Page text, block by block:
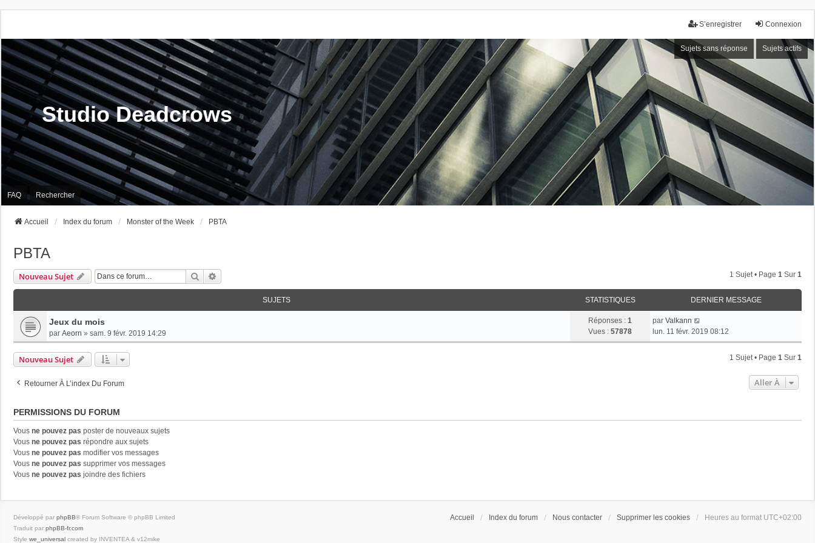
Connexion
S’enregistrer
Sujets sans réponse Sujets actifs
Studio Deadcrows
FAQ Rechercher
Accueil Index du forum Monster of the Week PBTA
PBTA
Nouveau Sujet Rechercher 1 Sujet • Page 1 Sur 1
SUJETS STATISTIQUES DERNIER MESSAGE
Jeux du mois
par Aeorn » sam. 9 févr. 2019 14:29
Réponses : 1
Vues : 57878
par Valkann
lun. 11 févr. 2019 08:12
Nouveau Sujet 1 Sujet • Page 1 Sur 1
Retourner À L’index Du Forum Aller À
PERMISSIONS DU FORUM
Vous ne pouvez pas poster de nouveaux sujets
Vous ne pouvez pas répondre aux sujets
Vous ne pouvez pas modifier vos messages
Vous ne pouvez pas supprimer vos messages
Vous ne pouvez pas joindre des fichiers
Accueil Index du forum Nous contacter Supprimer les cookies Heures au format UTC+02:00
Développé par phpBB® Forum Software © phpBB Limited
Traduit par phpBB-fr.com
Style we_universal created by INVENTEA & v12mike